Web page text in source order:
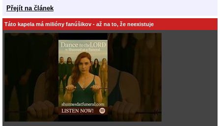
Přejít na článek
Táto kapela má milióny fanúšikov - až na to, že neexistuje